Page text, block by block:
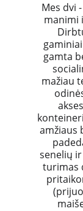
Mes dvi
manimi
gamta
mažiau
amžiaus
senelių
turimas